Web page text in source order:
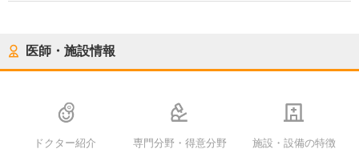
医師・施設情報
ドクター紹介 専門分野・得意分野 施設・設備の特徴